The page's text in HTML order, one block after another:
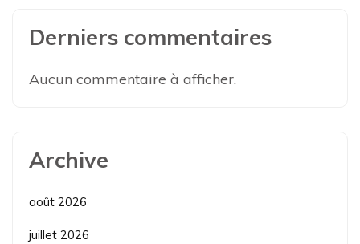
Derniers commentaires
Aucun commentaire à afficher.
Archive
août 2026
juillet 2026